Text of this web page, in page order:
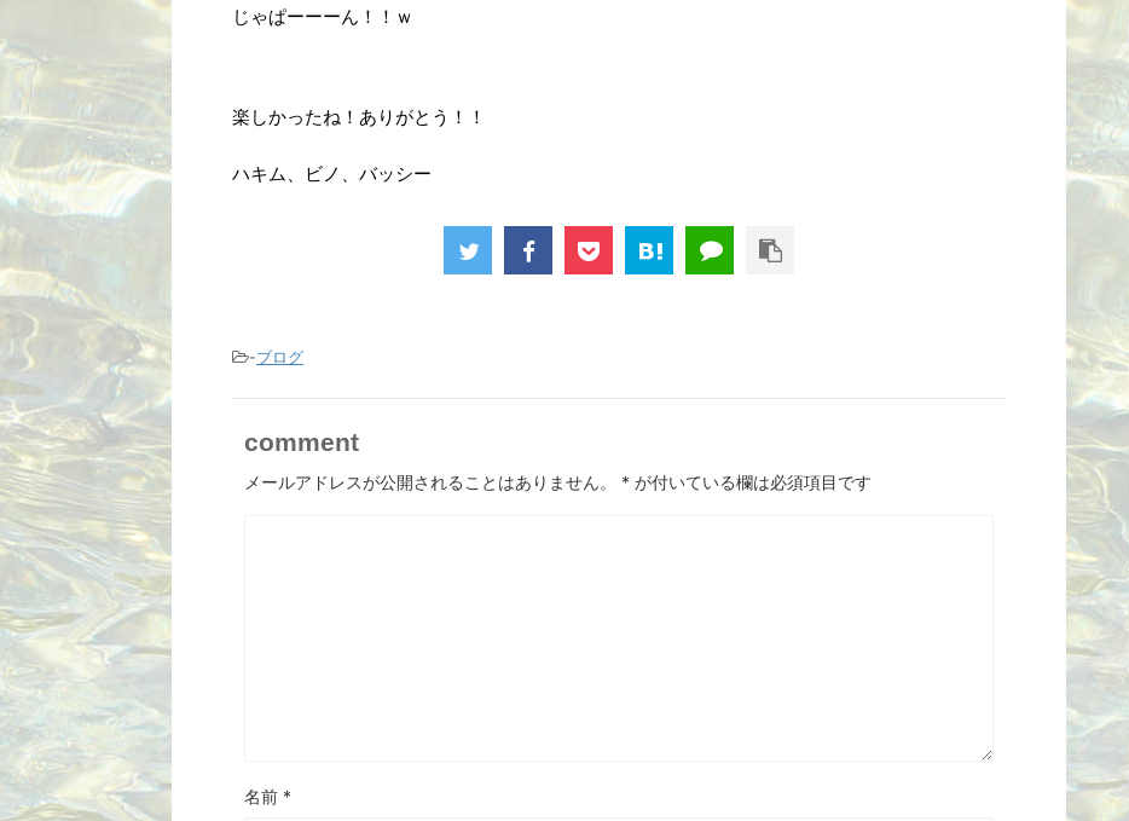
じゃぱーーーん！！ｗ
楽しかったね！ありがとう！！
ハキム、ビノ、バッシー
-ブログ
comment
メールアドレスが公開されることはありません。 * が付いている欄は必須項目です
名前 *